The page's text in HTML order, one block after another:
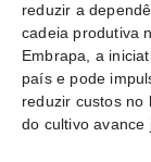
reduzir a
cadeia produtiva
Embrapa, a
país e pode
reduzir custos
do cultivo avance